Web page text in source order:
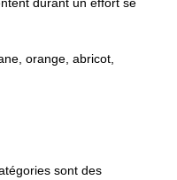
orange, abricot,
sont des